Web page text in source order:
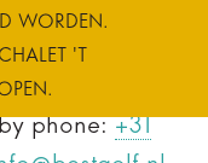
WORDEN.
'T
below. You
phone:+31